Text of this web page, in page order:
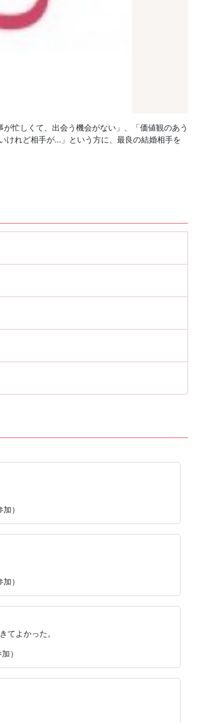
忙しくて、出会う機会がない」、「価値観のあう
けれど相手が…」という方に、最良の結婚相手を
）
）
てよかった。
）